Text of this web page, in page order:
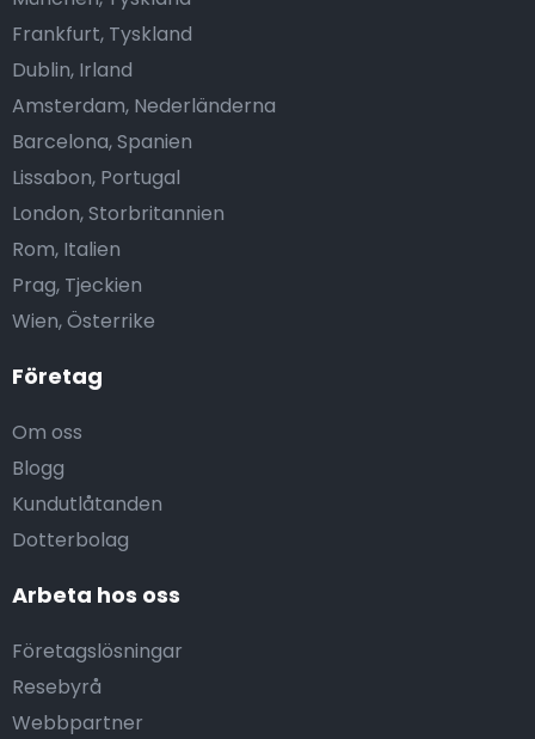
Företag
Om oss
Blogg
Kundutlåtanden
Dotterbolag
Arbeta hos oss
Företagslösningar
Resebyrå
Webbpartner
Frankfurt, Tyskland
Dublin, Irland
Amsterdam, Nederländerna
Barcelona, Spanien
Lissabon, Portugal
London, Storbritannien
Rom, Italien
Prag, Tjeckien
Wien, Österrike